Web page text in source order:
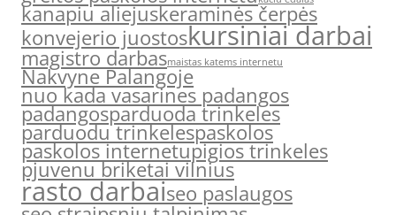
kanapiu aliejuskeraminės čerpės
konvejerio juostoskursiniai darbai
magistro darbasmaistas katems internetu
Nakvyne Palangoje
nuo kada vasarines padangos
padangosparduoda trinkeles
parduodu trinkelespaskolos
paskolos internetupigios trinkeles
pjuvenu briketai vilnius
rasto darbaiseo paslaugos